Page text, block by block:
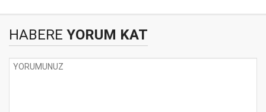
HABERE YORUM KAT